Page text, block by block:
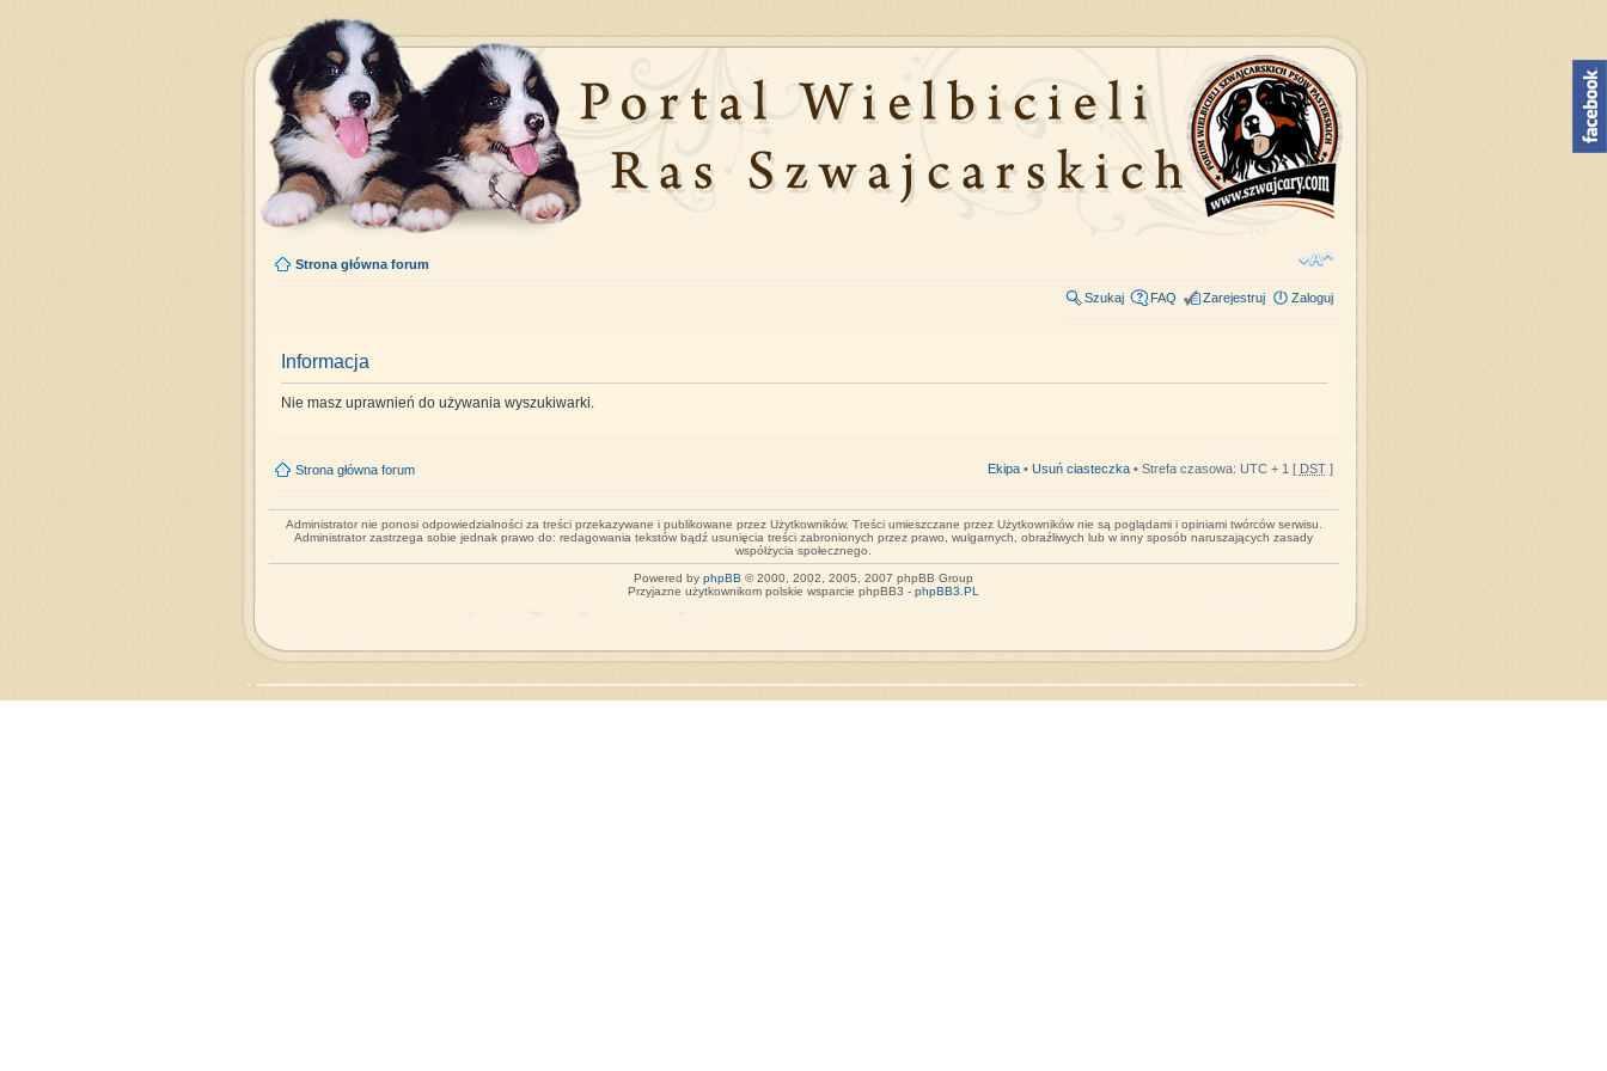
Strona główna forum
Szukaj FAQ Zarejestruj Zaloguj
Informacja
Nie masz uprawnień do używania wyszukiwarki.
Strona główna forum Ekipa• Usuń ciasteczka• Strefa czasowa: UTC + 1 [ DST]
Administrator nie ponosi odpowiedzialności za treści przekazywane i publikowane przez Użytkowników. Treści umieszczane przez Użytkowników nie są poglądami i opiniami twórców serwisu.
Administrator zastrzega sobie jednak prawo do: redagowania tekstów bądź usunięcia treści zabronionych przez prawo, wulgarnych, obraźliwych lub w inny sposób naruszających zasady
współżycia społecznego.
Powered by phpBB © 2000, 2002, 2005, 2007 phpBB Group
Przyjazne użytkownikom polskie wsparcie phpBB3 - phpBB3.PL